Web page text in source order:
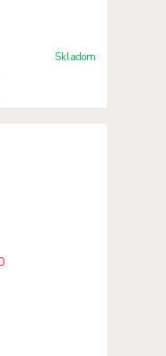
Skladom